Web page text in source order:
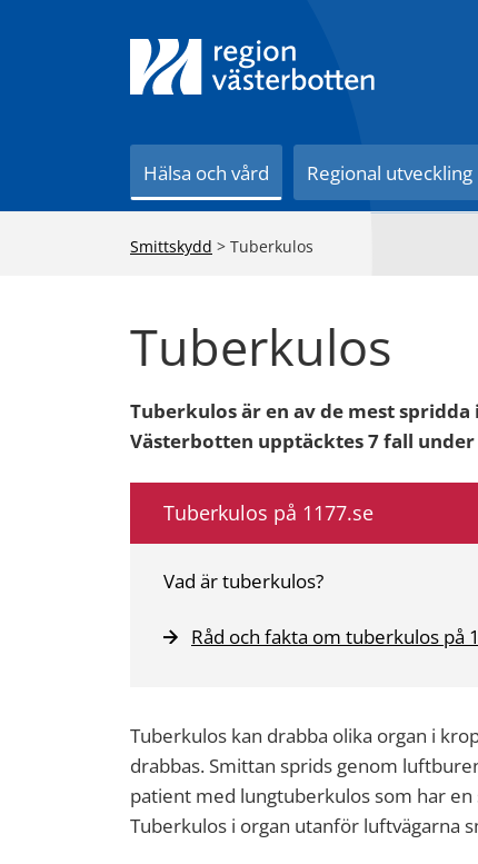
Hälsa och vård Regional utveckling
Smittskydd > Tuberkulos
Tuberkulos
Tuberkulos är en av de mest
Västerbotten upptäcktes 7 fall
Tuberkulos på 1177.se
Vad är tuberkulos?
Råd och fakta om tuberkulos på
Tuberkulos kan drabba olika organ i
drabbas. Smittan sprids genom
patient med lungtuberkulos som har
Tuberkulos i organ utanför luftvägarna